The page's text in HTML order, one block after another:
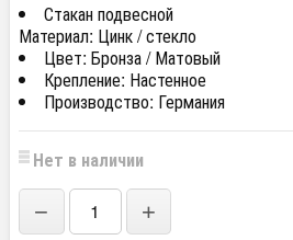
Стакан подвесной
Материал: Цинк / стекло
Цвет: Бронза / Матовый
Крепление: Настенное
Производство: Германия
Нет в наличии
− +